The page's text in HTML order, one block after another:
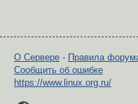
О Сервере - Правила
Сообщить об ошибке
https://www.linux.org.ru/